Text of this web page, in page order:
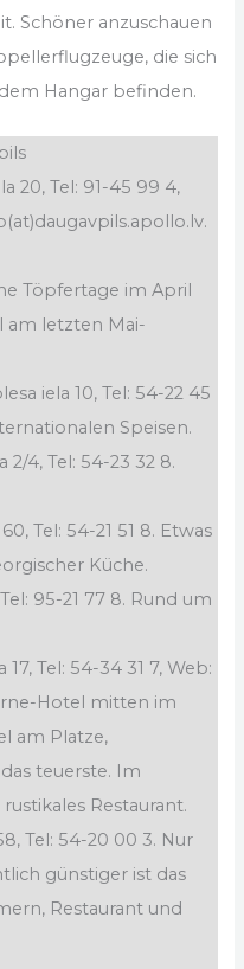
Schöner anzuschauen
die sich
Hangar befinden.
20, Tel: 91-45 99 4,
Töpfertage im April
am letzten Mai-
iela 10, Tel: 54-22 45
Speisen.
2/4, Tel: 54-23 32 8.
Tel: 54-21 51 8. Etwas
Küche.
95-21 77 8. Rund um
17, Tel: 54-34 31 7, Web:
Hotel mitten im
am Platze,
teuerste. Im
Restaurant.
Tel: 54-20 00 3. Nur
günstiger ist das
Restaurant und